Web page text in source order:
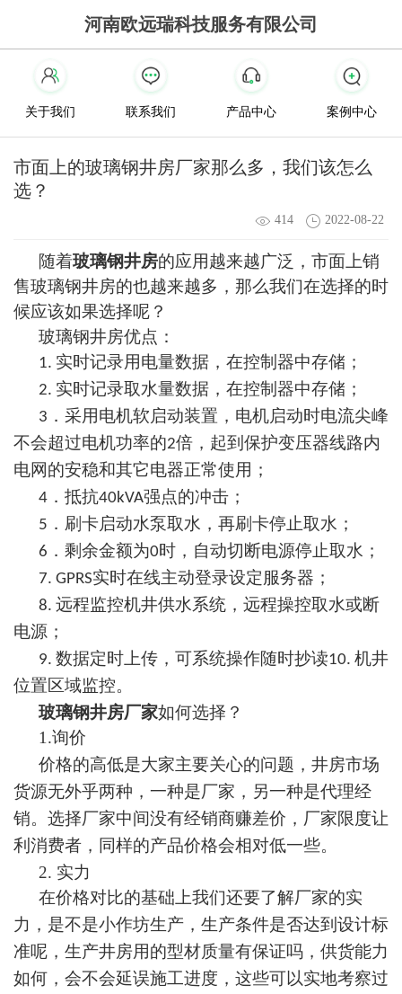
河南欧远瑞科技服务有限公司
关于我们 联系我们 产品中心 案例中心
市面上的玻璃钢井房厂家那么多，我们该怎么
选？
414 2022-08-22
随着玻璃钢井房的应用越来越广泛，市面上销
售玻璃钢井房的也越来越多，那么我们在选择的时
候应该如果选择呢？
玻璃钢井房优点：
1. 实时记录用电量数据，在控制器中存储；
2. 实时记录取水量数据，在控制器中存储；
3 ．采用电机软启动装置，电机启动时电流尖峰
不会超过电机功率的2倍，起到保护变压器线路内
电网的安稳和其它电器正常使用；
4 ．抵抗40kVA强点的冲击；
5 ．刷卡启动水泵取水，再刷卡停止取水；
6 ．剩余金额为0时，自动切断电源停止取水；
7. GPRS实时在线主动登录设定服务器 ；
8. 远程监控机井供水系统，远程操控取水或断
电源 ；
9. 数据定时上传，可系统操作随时抄读10. 机井
位置区域监控。
玻璃钢井房厂家如何选择？
1.询价
价格的高低是大家主要关心的问题，井房市场
货源无外乎两种，一种是厂家，另一种是代理经
销。选择厂家中间没有经销商赚差价，厂家限度让
利消费者，同样的产品价格会相对低一些。
2. 实力
在价格对比的基础上我们还要了解厂家的实
力，是不是小作坊生产，生产条件是否达到设计标
准呢，生产井房用的型材质量有保证吗，供货能力
如何，会不会延误施工进度，这些可以实地考察过